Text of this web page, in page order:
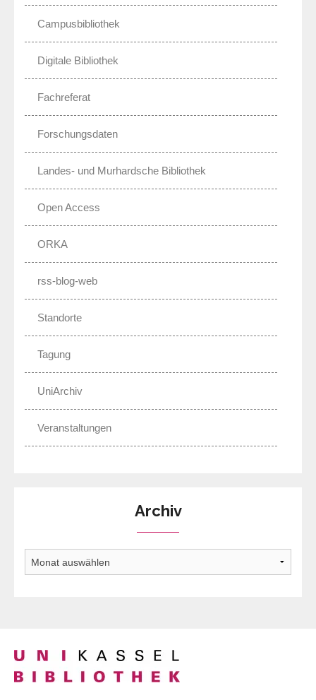
Campusbibliothek
Digitale Bibliothek
Fachreferat
Forschungsdaten
Landes- und Murhardsche Bibliothek
Open Access
ORKA
rss-blog-web
Standorte
Tagung
UniArchiv
Veranstaltungen
Archiv